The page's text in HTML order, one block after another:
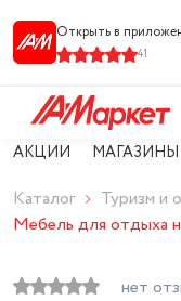
Открыть в
41
АКЦИИ МАГАЗИНЫ
Каталог
Туризм и
Мебель для отдыха
нет